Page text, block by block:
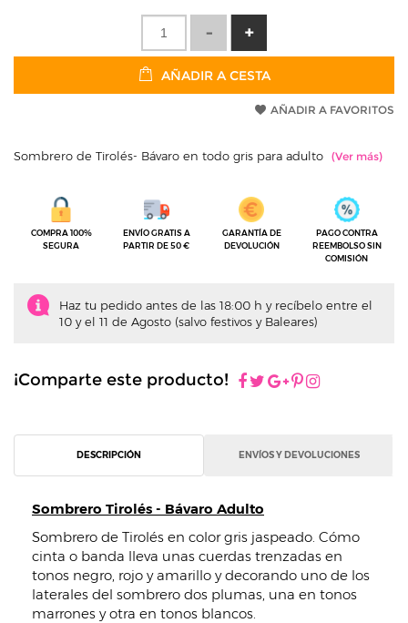
AÑADIR A CESTA
AÑADIR A FAVORITOS
Sombrero de Tirolés- Bávaro en todo gris para adulto
COMPRA 100%
SEGURA
ENVÍO GRATIS A
PARTIR DE 50 €
GARANTÍA DE
DEVOLUCIÓN
PAGO CONTRA
REEMBOLSO SIN
COMISIÓN
Haz tu pedido antes de las 18:00 h y recíbelo entre el
10 y el 11 de Agosto (salvo festivos y Baleares)
¡Comparte este producto!
DESCRIPCIÓN ENVÍOS Y DEVOLUCIONES
Sombrero Tirolés - Bávaro Adulto
Sombrero de Tirolés en color gris jaspeado. Cómo
cinta o banda lleva unas cuerdas trenzadas en
tonos negro, rojo y amarillo y decorando uno de los
laterales del sombrero dos plumas, una en tonos
marrones y otra en tonos blancos.